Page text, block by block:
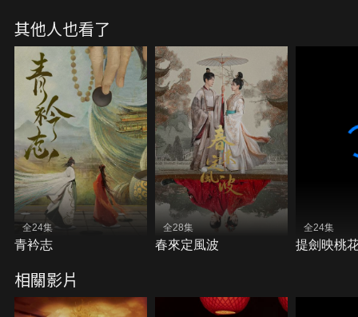
其他人也看了
全24集
青衿志
全28集
春來定風波
全24集
提劍映桃
相關影片